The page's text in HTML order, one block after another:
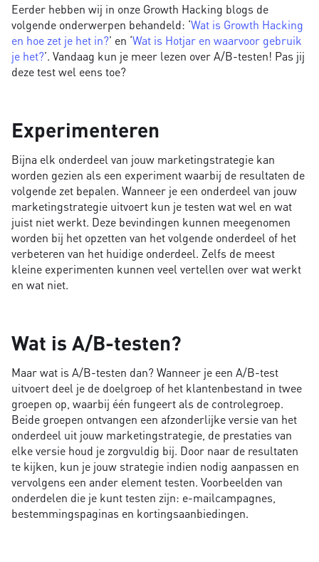
Eerder hebben wij in onze Growth Hacking blogs de
volgende onderwerpen behandeld: ‘Wat is Growth Hacking
en hoe zet je het in?’ en ‘Wat is Hotjar en waarvoor gebruik
je het?’. Vandaag kun je meer lezen over A/B-testen! Pas jij
deze test wel eens toe?
Experimenteren
Bijna elk onderdeel van jouw marketingstrategie kan
worden gezien als een experiment waarbij de resultaten de
volgende zet bepalen. Wanneer je een onderdeel van jouw
marketingstrategie uitvoert kun je testen wat wel en wat
juist niet werkt. Deze bevindingen kunnen meegenomen
worden bij het opzetten van het volgende onderdeel of het
verbeteren van het huidige onderdeel. Zelfs de meest
kleine experimenten kunnen veel vertellen over wat werkt
en wat niet.
Wat is A/B-testen?
Maar wat is A/B-testen dan? Wanneer je een A/B-test
uitvoert deel je de doelgroep of het klantenbestand in twee
groepen op, waarbij één fungeert als de controlegroep.
Beide groepen ontvangen een afzonderlijke versie van het
onderdeel uit jouw marketingstrategie, de prestaties van
elke versie houd je zorgvuldig bij. Door naar de resultaten
te kijken, kun je jouw strategie indien nodig aanpassen en
vervolgens een ander element testen. Voorbeelden van
onderdelen die je kunt testen zijn: e-mailcampagnes,
bestemmingspaginas en kortingsaanbiedingen.